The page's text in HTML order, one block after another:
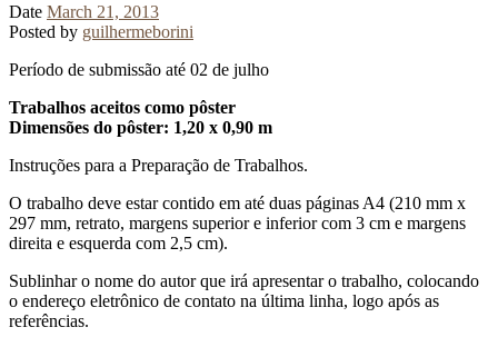
Date March 21, 2013
Posted by guilhermeborini
Período de submissão até 02 de julho
Trabalhos aceitos como pôster
Dimensões do pôster: 1,20 x 0,90 m
Instruções para a Preparação de Trabalhos.
O trabalho deve estar contido em até duas páginas A4 (210 mm x
297 mm, retrato, margens superior e inferior com 3 cm e margens
direita e esquerda com 2,5 cm).
Sublinhar o nome do autor que irá apresentar o trabalho, colocando
o endereço eletrônico de contato na última linha, logo após as
referências.